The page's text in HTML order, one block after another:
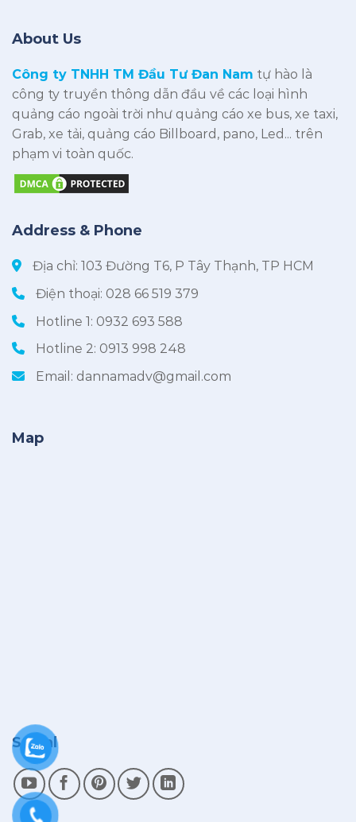
About Us
Công ty TNHH TM Đầu Tư Đan Nam tự hào là
công ty truyền thông dẫn đầu về các loại hình
quảng cáo ngoài trời như quảng cáo xe bus, xe taxi,
Grab, xe tải, quảng cáo Billboard, pano, Led... trên
phạm vi toàn quốc.
Address & Phone
Địa chỉ: 103 Đường T6, P Tây Thạnh, TP HCM
Điện thoại: 028 66 519 379
Hotline 1: 0932 693 588
Hotline 2: 0913 998 248
Email: dannamadv@gmail.com
Map
Social